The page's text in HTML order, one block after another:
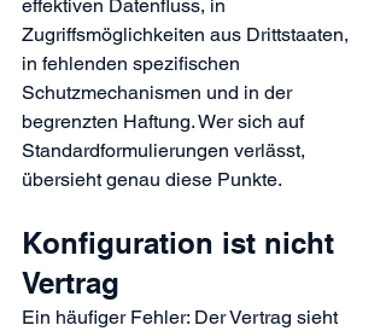
effektiven Datenfluss, in
Zugriffsmöglichkeiten aus Drittstaaten,
in fehlenden spezifischen
Schutzmechanismen und in der
begrenzten Haftung. Wer sich auf
Standardformulierungen verlässt,
übersieht genau diese Punkte.
Konfiguration ist nicht
Vertrag
Ein häufiger Fehler: Der Vertrag sieht